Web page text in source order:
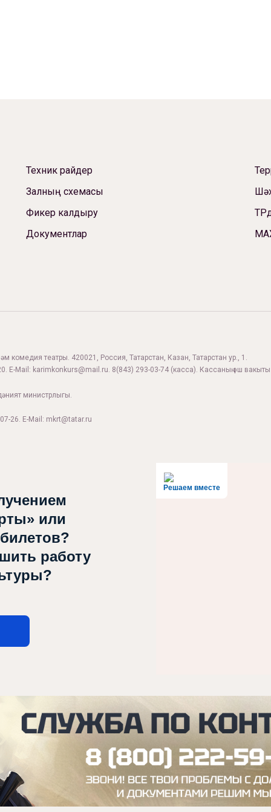
Техник райдер
Залның схемасы
Фикер калдыру
Документлар
комедия театры. 420021, Россия, Татарстан, Казан, Татарстан ур., 1.
E-Mail: karimkonkurs@mail.ru. 8(843) 293-03-74 (касса). Кассаның эш
министрлыгы.
26. E-Mail: mkrt@tatar.ru
Решаем вместе
или
работу